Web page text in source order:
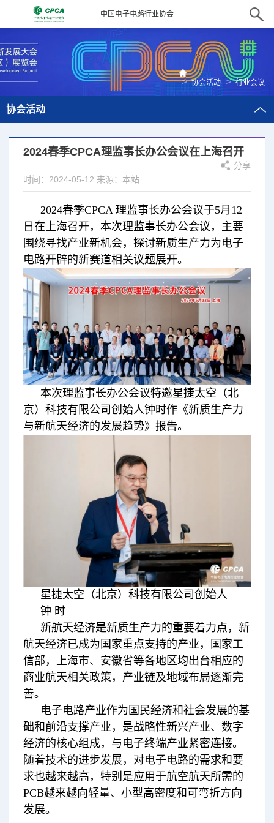
中国电子电路行业协会
> 协会活动 > 行业会议
协会活动
2024春季CPCA理监事长办公会议在上海召开
分享
时间：2024-05-12 来源：本站
2024春季CPCA 理监事长办公会议于5月12
日在上海召开，本次理监事长办公会议，主要
围绕寻找产业新机会，探讨新质生产力为电子
电路开辟的新赛道相关议题展开。
本次理监事长办公会议特邀星捷太空（北
京）科技有限公司创始人钟时作《新质生产力
与新航天经济的发展趋势》报告。
星捷太空（北京）科技有限公司创始人
钟 时
新航天经济是新质生产力的重要着力点，新
航天经济已成为国家重点支持的产业，国家工
信部，上海市、安徽省等各地区均出台相应的
商业航天相关政策，产业链及地域布局逐渐完
善。
电子电路产业作为国民经济和社会发展的基
础和前沿支撑产业，是战略性新兴产业、数字
经济的核心组成，与电子终端产业紧密连接。
随着技术的进步发展，对电子电路的需求和要
求也越来越高，特别是应用于航空航天所需的
PCB越来越向轻量、小型高密度和可弯折方向
发展。